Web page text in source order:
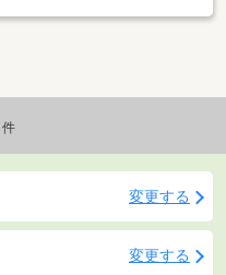
件
変更する
変更する